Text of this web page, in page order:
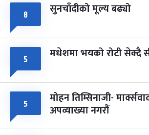
८ सुनचाँदीको मूल्य बढ्यो
५ मधेशमा भयको रोटी सेक्दै
५ मोहन तिम्सिनाजी-
अपव्याख्या नगरौं